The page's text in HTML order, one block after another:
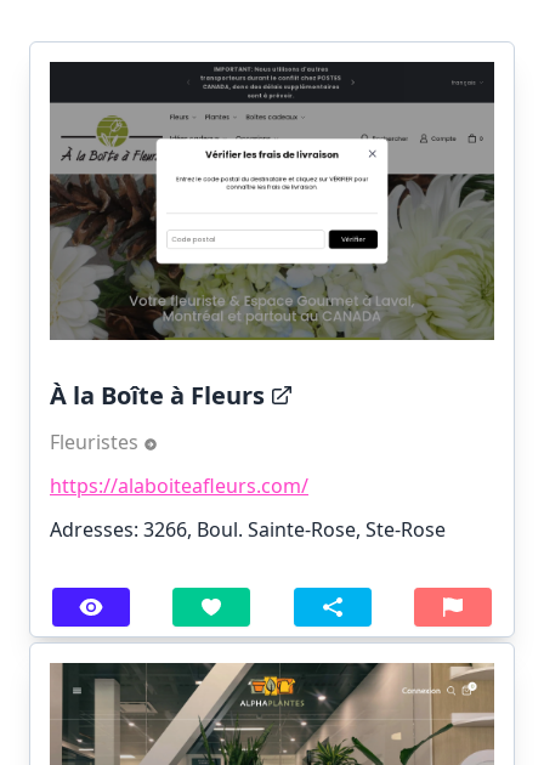
À la Boîte à Fleurs
Fleuristes
https://alaboiteafleurs.com/
Adresses: 3266, Boul. Sainte-Rose, Ste-Rose